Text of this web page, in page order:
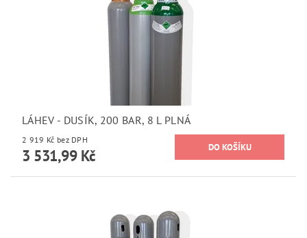
LÁHEV - DUSÍK, 200 BAR, 8 L PLNÁ
2 919 Kč bez DPH
3 531,99 Kč